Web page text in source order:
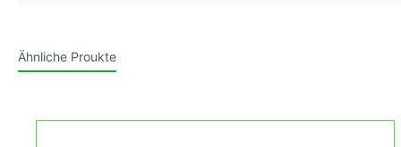
Ähnliche Proukte